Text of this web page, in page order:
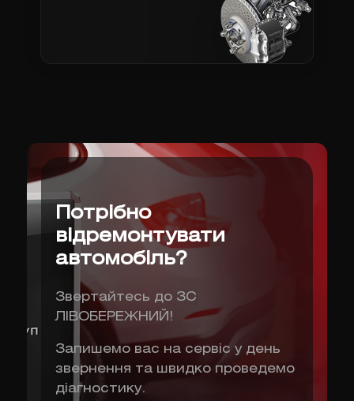
Потрібно
відремонтувати
автомобіль?
Звертайтесь до ЗС
ЛІВОБЕРЕЖНИЙ!
Запишемо вас на сервіс у день
звернення та швидко проведемо
діагностику.